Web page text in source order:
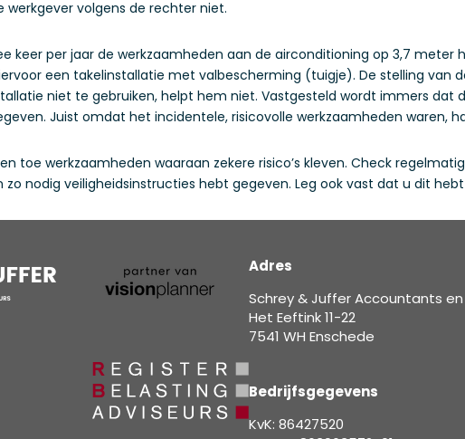
werkgever volgens de rechter niet.
keer per jaar de werkzaamheden aan de airconditioning op 3,7 meter
een takelinstallatie met valbescherming (tuigje). De stelling van
niet te gebruiken, helpt hem niet. Vastgesteld wordt immers dat
Juist omdat het incidentele, risicovolle werkzaamheden waren,
toe werkzaamheden waaraan zekere risico’s kleven. Check
nodig veiligheidsinstructies hebt gegeven. Leg ook vast dat u dit
Adres
Schrey & Juffer Accountants en
Het Eeftink 11-22
7541 WH Enschede
Bedrijfsgegevens
KvK: 86427520